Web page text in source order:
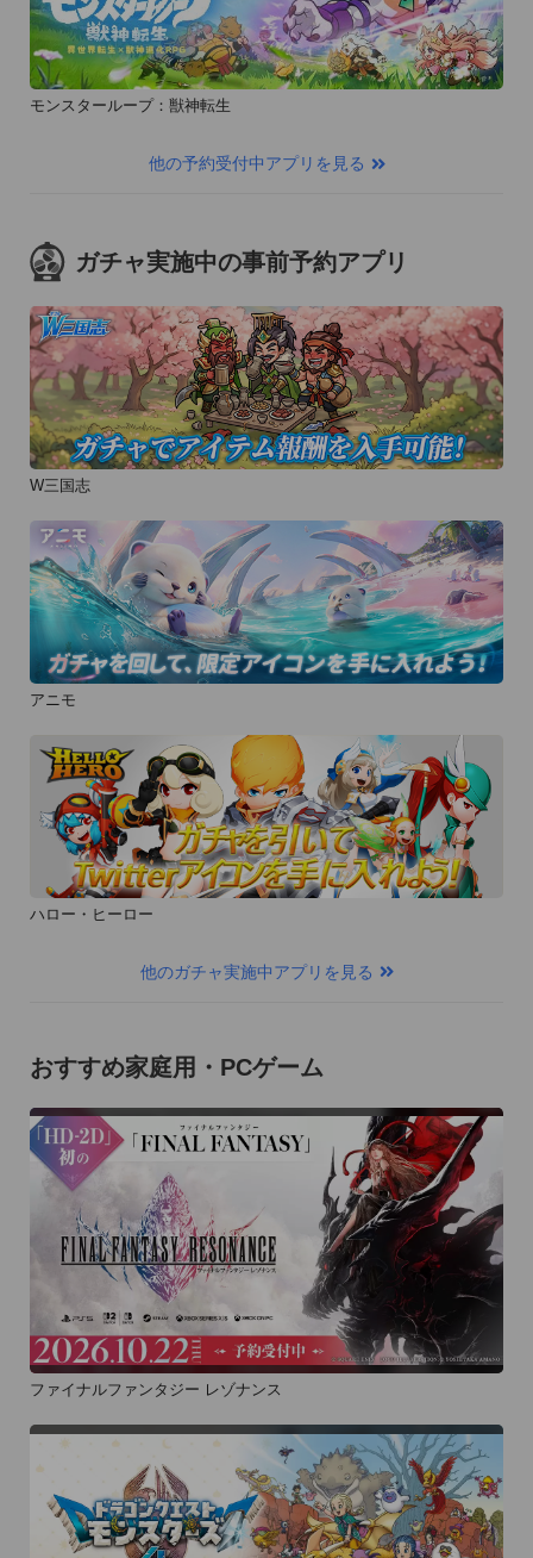
モンスターループ：獣神転生
他の予約受付中アプリを見る
ガチャ実施中の事前予約アプリ
W三国志
アニモ
ハロー・ヒーロー
他のガチャ実施中アプリを見る
おすすめ家庭用・PCゲーム
ファイナルファンタジー レゾナンス